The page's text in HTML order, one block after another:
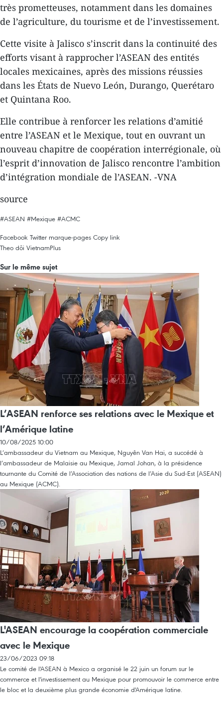
très prometteuses, notamment dans les domaines
de l’agriculture, du tourisme et de l’investissement.
Cette visite à Jalisco s’inscrit dans la continuité des
efforts visant à rapprocher l’ASEAN des entités
locales mexicaines, après des missions réussies
dans les États de Nuevo León, Durango, Querétaro
et Quintana Roo.
Elle contribue à renforcer les relations d’amitié
entre l’ASEAN et le Mexique, tout en ouvrant un
nouveau chapitre de coopération interrégionale, où
l’esprit d’innovation de Jalisco rencontre l’ambition
d’intégration mondiale de l’ASEAN. -VNA
source
#ASEAN #Mexique #ACMC
Facebook Twitter marque-pages Copy link
Theo dõi VietnamPlus
Sur le même sujet
L’ASEAN renforce ses relations avec le Mexique et
l’Amérique latine
10/08/2025 10:00
L’ambassadeur du Vietnam au Mexique, Nguyên Van Hai, a succédé à
l’ambassadeur de Malaisie au Mexique, Jamal Johan, à la présidence
tournante du Comité de l’Association des nations de l’Asie du Sud-Est (ASEAN)
au Mexique (ACMC).
L'ASEAN encourage la coopération commerciale
avec le Mexique
23/06/2023 09:18
Le comité de l'ASEAN à Mexico a organisé le 22 juin un forum sur le
commerce et l'investissement au Mexique pour promouvoir le commerce entre
le bloc et la deuxième plus grande économie d'Amérique latine.